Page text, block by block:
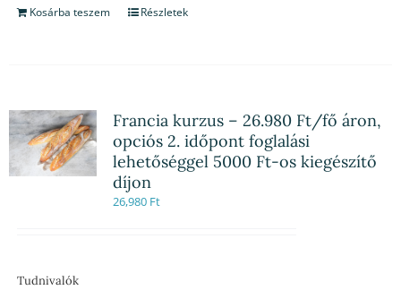
Kosárba teszem Részletek
Francia kurzus – 26.980 Ft/fő áron,
opciós 2. időpont foglalási
lehetőséggel 5000 Ft-os kiegészítő
díjon
26,980 Ft
Tudnivalók